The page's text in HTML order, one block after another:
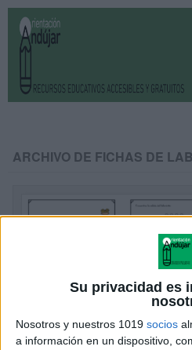
Su privacidad es
Nosotros y nuestros 1019 socios
a información en un dispositivo,
ARCHIVO DE FICHAS DE